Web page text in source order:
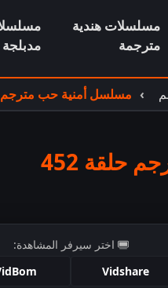
مسلسلات هندية
مترجمة
مدبلجة
مسلسل أمنية حب مترجم
452
اختر سيرفر المشاهدة:
Vidshare